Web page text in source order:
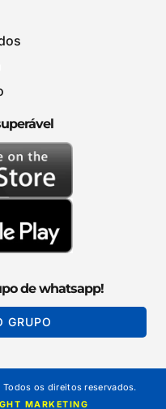
de whatsapp!
GRUPO
os direitos reservados.
MARKETING